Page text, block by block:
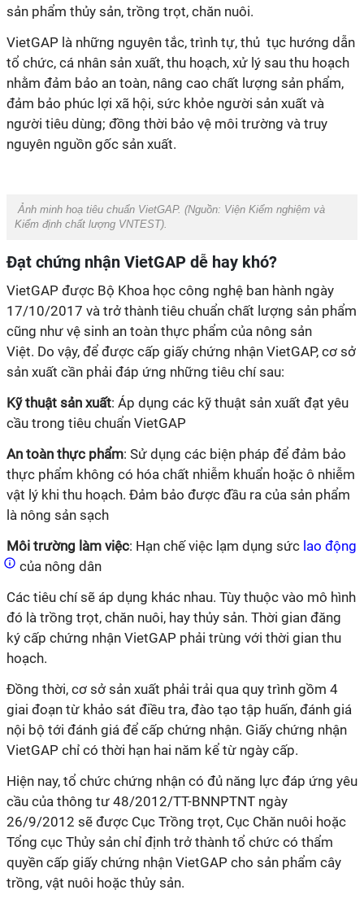
sản phẩm thủy sản, trồng trọt, chăn nuôi.
VietGAP là những nguyên tắc, trình tự, thủ tục hướng dẫn
tổ chức, cá nhân sản xuất, thu hoạch, xử lý sau thu hoạch
nhằm đảm bảo an toàn, nâng cao chất lượng sản phẩm,
đảm bảo phúc lợi xã hội, sức khỏe người sản xuất và
người tiêu dùng; đồng thời bảo vệ môi trường và truy
nguyên nguồn gốc sản xuất.
Ảnh minh hoạ tiêu chuẩn VietGAP. (Nguồn: Viện Kiểm nghiệm và
Kiểm định chất lượng VNTEST).
Đạt chứng nhận VietGAP dễ hay khó?
VietGAP được Bộ Khoa học công nghệ ban hành ngày
17/10/2017 và trở thành tiêu chuẩn chất lượng sản phẩm
cũng như vệ sinh an toàn thực phẩm của nông sản
Việt. Do vậy, để được cấp giấy chứng nhận VietGAP, cơ sở
sản xuất cần phải đáp ứng những tiêu chí sau:
Kỹ thuật sản xuất: Áp dụng các kỹ thuật sản xuất đạt yêu
cầu trong tiêu chuẩn VietGAP
An toàn thực phẩm: Sử dụng các biện pháp để đảm bảo
thực phẩm không có hóa chất nhiễm khuẩn hoặc ô nhiễm
vật lý khi thu hoạch. Đảm bảo được đầu ra của sản phẩm
là nông sản sạch
Môi trường làm việc: Hạn chế việc lạm dụng sức lao động
của nông dân
Các tiêu chí sẽ áp dụng khác nhau. Tùy thuộc vào mô hình
đó là trồng trọt, chăn nuôi, hay thủy sản. Thời gian đăng
ký cấp chứng nhận VietGAP phải trùng với thời gian thu
hoạch.
Đồng thời, cơ sở sản xuất phải trải qua quy trình gồm 4
giai đoạn từ khảo sát điều tra, đào tạo tập huấn, đánh giá
nội bộ tới đánh giá để cấp chứng nhận. Giấy chứng nhận
VietGAP chỉ có thời hạn hai năm kể từ ngày cấp.
Hiện nay, tổ chức chứng nhận có đủ năng lực đáp ứng yêu
cầu của thông tư 48/2012/TT-BNNPTNT ngày
26/9/2012 sẽ được Cục Trồng trọt, Cục Chăn nuôi hoặc
Tổng cục Thủy sản chỉ định trở thành tổ chức có thẩm
quyền cấp giấy chứng nhận VietGAP cho sản phẩm cây
trồng, vật nuôi hoặc thủy sản.